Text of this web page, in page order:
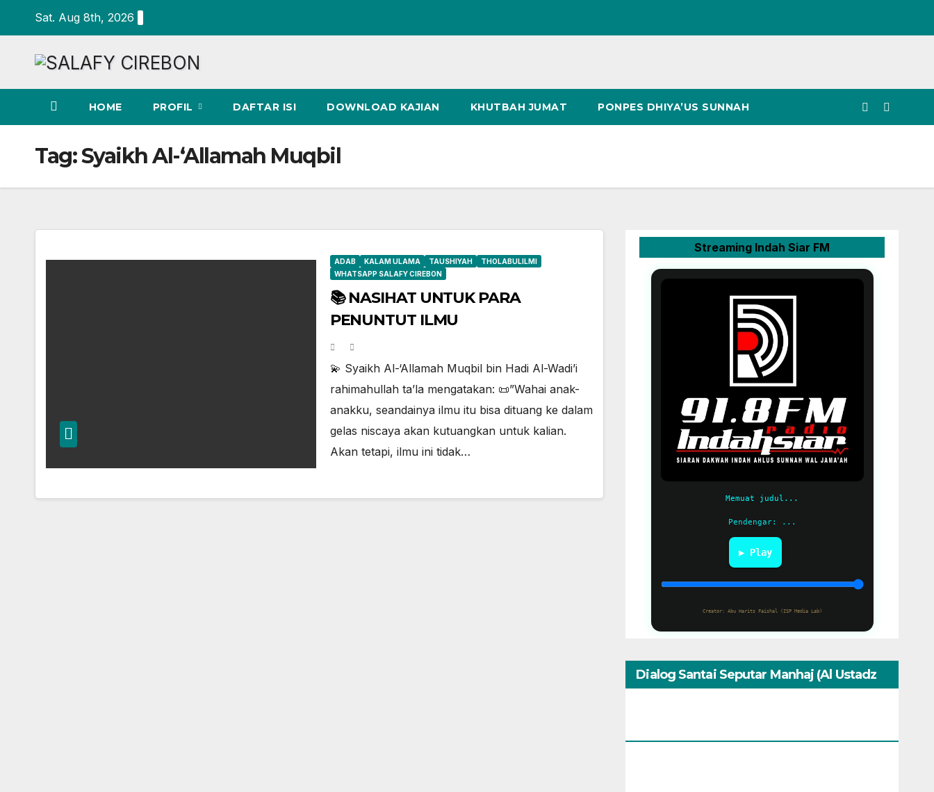
content
Sat. Aug 8th, 2026
HOME PROFIL DAFTAR ISI DOWNLOAD KAJIAN KHUTBAH JUMAT PONPES DHIYA’US SUNNAH
Tag:Syaikh Al-‘Allamah Muqbil
ADAB KALAM ULAMA TAUSHIYAH
THOLABULILMI
WHATSAPP SALAFY CIREBON
📚 NASIHAT UNTUK PARA
PENUNTUT ILMU
💫 Syaikh Al-‘Allamah Muqbil bin Hadi Al-Wadi’i
rahimahullah ta’la mengatakan: 📜”Wahai anak-
anakku, seandainya ilmu itu bisa dituang ke dalam
gelas niscaya akan kutuangkan untuk kalian.
Akan tetapi, ilmu ini tidak…
Streaming Indah Siar FM
Memuat judul...
Pendengar: ...
▶ Play
Creator: Abu Harits Faishal (ISP Media Lab)
Dialog Santai Seputar Manhaj (Al Ustadz